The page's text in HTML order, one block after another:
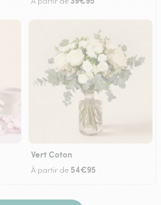
Vert Coton
À partir de 54€95